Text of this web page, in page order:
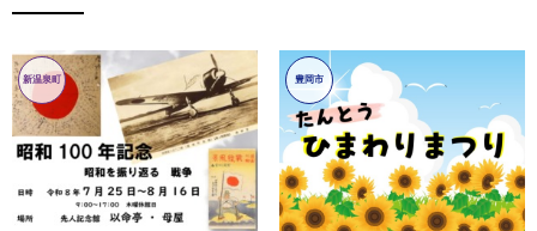
新温泉町 豊岡市